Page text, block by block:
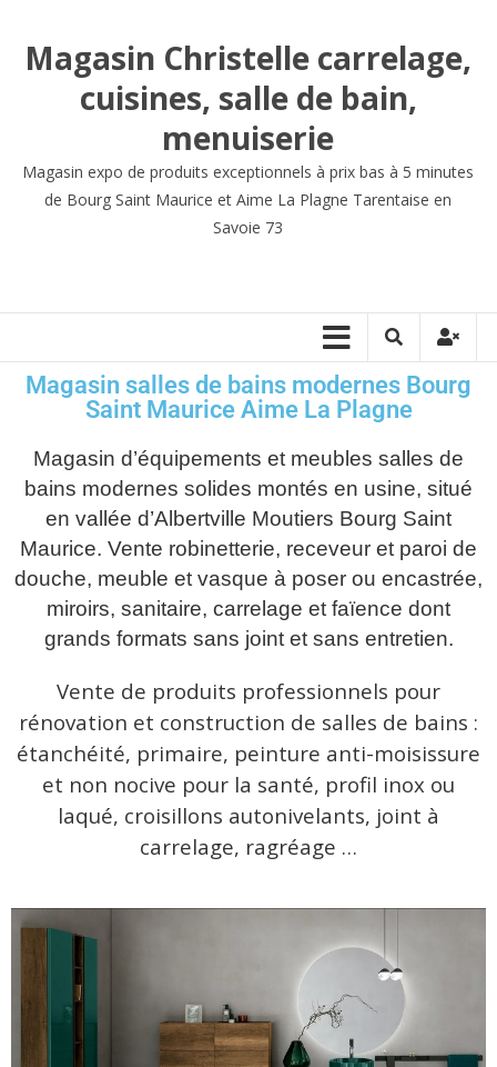
Magasin Christelle carrelage,
cuisines, salle de bain,
menuiserie
Magasin expo de produits exceptionnels à prix bas à 5 minutes
de Bourg Saint Maurice et Aime La Plagne Tarentaise en
Savoie 73
Magasin salles de bains modernes Bourg
Saint Maurice Aime La Plagne
Magasin d’équipements et meubles salles de
bains modernes solides montés en usine, situé
en vallée d’Albertville Moutiers Bourg Saint
Maurice. Vente robinetterie, receveur et paroi de
douche, meuble et vasque à poser ou encastrée,
miroirs, sanitaire, carrelage et faïence dont
grands formats sans joint et sans entretien.
Vente de produits professionnels pour
rénovation et construction de salles de bains :
étanchéité, primaire, peinture anti-moisissure
et non nocive pour la santé, profil inox ou
laqué, croisillons autonivelants, joint à
carrelage, ragréage …